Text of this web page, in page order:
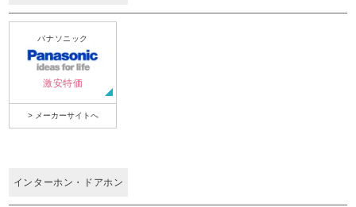
パナソニック
激安特価
> メーカーサイトへ
インターホン・ドアホン